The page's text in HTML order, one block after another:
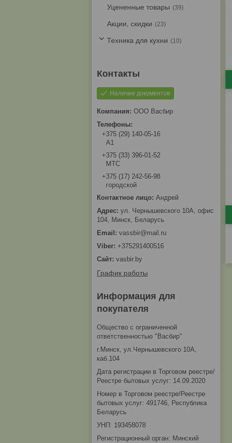
Уцененные товары 39
Акции, скидки 23
Техника для кухни 10
Наличие документов
ООО Васбир
+375 (29) 140-05-16
A1
+375 (33) 396-01-52
МТС
+375 (17) 242-56-98
городской
Андрей
ул. Чернышевского 10А, офис
104, Минск, Беларусь
vassbir@mail.ru
+375291400516
vasbir.by
График работы
Информация для
покупателя
Общество с ограниченной
ответственностью "Васбир"
г.Минск, ул.Чернышевского 10А,
каб.104
Дата регистрации в Торговом реестре/
Реестре бытовых услуг: 14.09.2020
Номер в Торговом реестре/Реестре
бытовых услуг: 491746, Республика
Беларусь
УНП: 193458078
Регистрационный орган: Минский